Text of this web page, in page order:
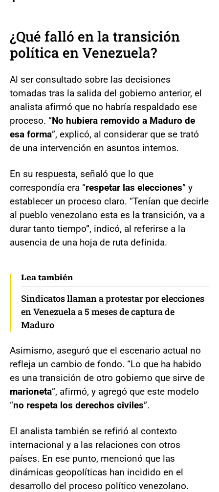
¿Qué falló en la transición
política en Venezuela?
Al ser consultado sobre las decisiones
tomadas tras la salida del gobierno anterior, el
analista afirmó que no habría respaldado ese
proceso. “No hubiera removido a Maduro de
esa forma”, explicó, al considerar que se trató
de una intervención en asuntos internos.
En su respuesta, señaló que lo que
correspondía era “respetar las elecciones” y
establecer un proceso claro. “Tenían que decirle
al pueblo venezolano esta es la transición, va a
durar tanto tiempo”, indicó, al referirse a la
ausencia de una hoja de ruta definida.
Lea también
Sindicatos llaman a protestar por elecciones
en Venezuela a 5 meses de captura de
Maduro
Asimismo, aseguró que el escenario actual no
refleja un cambio de fondo. “Lo que ha habido
es una transición de otro gobierno que sirve de
marioneta”, afirmó, y agregó que este modelo
“no respeta los derechos civiles”.
El analista también se refirió al contexto
internacional y a las relaciones con otros
países. En ese punto, mencionó que las
dinámicas geopolíticas han incidido en el
desarrollo del proceso político venezolano.